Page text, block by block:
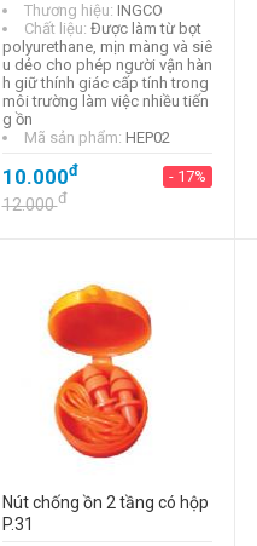
Thương hiệu: INGCO
Chất liệu: Được làm từ bọt
polyurethane, mịn màng và siê
u dẻo cho phép người vận hàn
h giữ thính giác cấp tính trong
môi trường làm việc nhiều tiến
g ồn
Mã sản phẩm: HEP02
10.000đ - 17%
12.000đ
Nút chống ồn 2 tầng có hộp
P.31